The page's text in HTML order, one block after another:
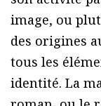
image, ou
des origines
tous les
identité. La